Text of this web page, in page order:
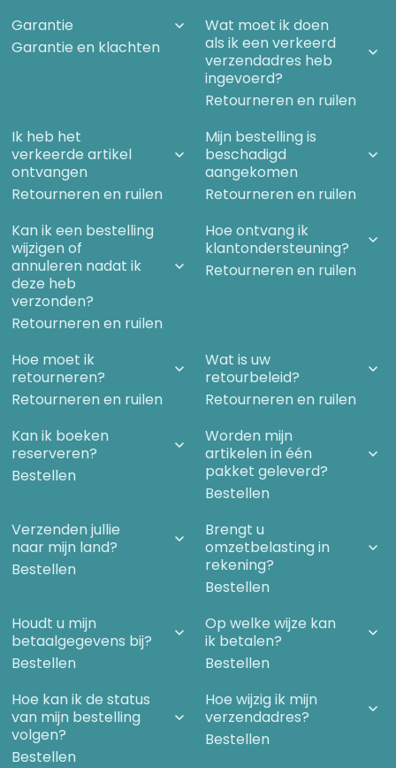
Garantie
Garantie en klachten
Wat moet ik doen
als ik een verkeerd
verzendadres heb
ingevoerd?
Retourneren en ruilen
Ik heb het
verkeerde artikel
ontvangen
Retourneren en ruilen
Mijn bestelling is
beschadigd
aangekomen
Retourneren en ruilen
Kan ik een bestelling
wijzigen of
annuleren nadat ik
deze heb
verzonden?
Retourneren en ruilen
Hoe ontvang ik
klantondersteuning?
Retourneren en ruilen
Hoe moet ik
retourneren?
Retourneren en ruilen
Wat is uw
retourbeleid?
Retourneren en ruilen
Kan ik boeken
reserveren?
Bestellen
Worden mijn
artikelen in één
pakket geleverd?
Bestellen
Verzenden jullie
naar mijn land?
Bestellen
Brengt u
omzetbelasting in
rekening?
Bestellen
Houdt u mijn
betaalgegevens bij?
Bestellen
Op welke wijze kan
ik betalen?
Bestellen
Hoe kan ik de status
van mijn bestelling
volgen?
Bestellen
Hoe wijzig ik mijn
verzendadres?
Bestellen